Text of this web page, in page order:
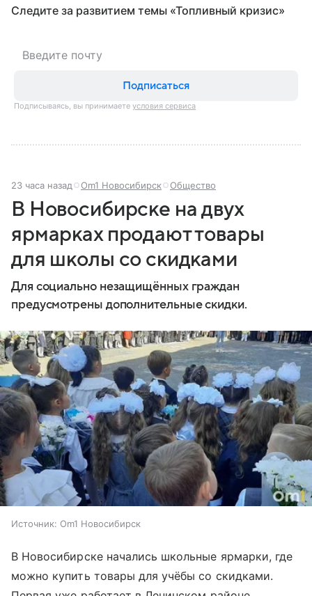
Следите за развитием темы «Топливный кризис»
Подписаться
Подписываясь, вы принимаете условия сервиса
23 часа назад Om1 Новосибирск Общество
В Новосибирске на двух
ярмарках продают товары
для школы со скидками
Для социально незащищённых граждан
предусмотрены дополнительные скидки.
Источник: Om1 Новосибирск
В Новосибирске начались школьные ярмарки, где
можно купить товары для учёбы со скидками.